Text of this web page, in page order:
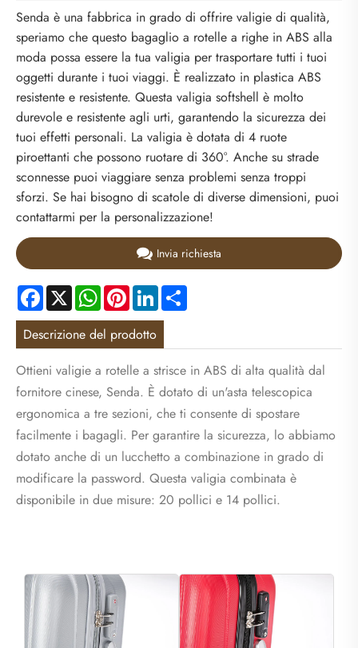
Senda è una fabbrica in grado di offrire valigie di qualità,
speriamo che questo bagaglio a rotelle a righe in ABS alla
moda possa essere la tua valigia per trasportare tutti i tuoi
oggetti durante i tuoi viaggi. È realizzato in plastica ABS
resistente e resistente. Questa valigia softshell è molto
durevole e resistente agli urti, garantendo la sicurezza dei
tuoi effetti personali. La valigia è dotata di 4 ruote
piroettanti che possono ruotare di 360°. Anche su strade
sconnesse puoi viaggiare senza problemi senza troppi
sforzi. Se hai bisogno di scatole di diverse dimensioni, puoi
contattarmi per la personalizzazione!
Invia richiesta
Facebook
X WhatsApp
PinterestLinkedIn
Descrizione del prodotto
Ottieni valigie a rotelle a strisce in ABS di alta qualità dal
fornitore cinese, Senda. È dotato di un'asta telescopica
ergonomica a tre sezioni, che ti consente di spostare
facilmente i bagagli. Per garantire la sicurezza, lo abbiamo
dotato anche di un lucchetto a combinazione in grado di
modificare la password. Questa valigia combinata è
disponibile in due misure: 20 pollici e 14 pollici.